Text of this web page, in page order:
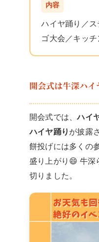
内容
ハイヤ踊り／
ゴ大会／キッ
開会式は牛深ハ
開会式では、ハイ
ハイヤ踊り が披露
餅投げには多くの
盛り上がり😄 牛深
切りました。